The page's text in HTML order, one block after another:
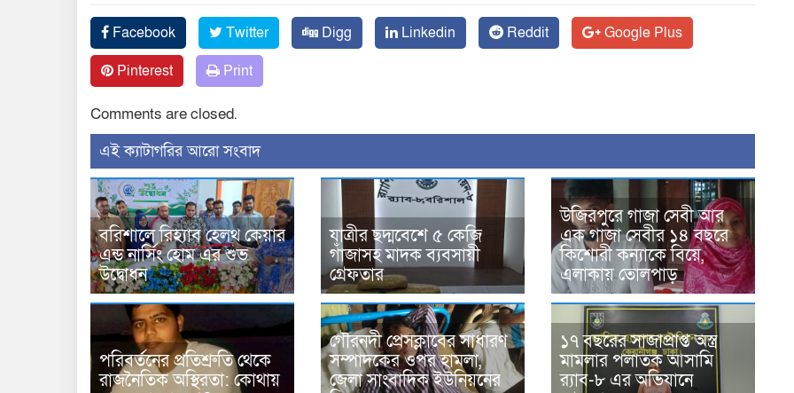
Facebook Twitter Digg Linkedin Reddit
Google Plus
Pinterest
Print
Comments are closed.
‍এই ক্যাটাগরির ‍আরো সংবাদ
বরিশালে রিহ্যাব হেলথ কেয়ার
এন্ড নার্সিং হোম এর শুভ
উদ্বোধন
যাত্রীর ছদ্মবেশে ৫ কেজি
গাঁজাসহ মাদক ব্যবসায়ী
গ্রেফতার
উজিরপুরে গাজা সেবী আর
এক গাজা সেবীর ১৪ বছরে
কিশোরী কন্যাকে বিয়ে,
এলাকায় তোলপাড়
পরিবর্তনের প্রতিশ্রুতি থেকে
রাজনৈতিক অস্থিরতা: কোথায়
গৌরনদী প্রেসক্লাবের সাধারণ
সম্পাদকের ওপর হামলা,
জেলা সাংবাদিক ইউনিয়নের
১৭ বছরের সাজাপ্রাপ্ত অস্ত্র
মামলার পলাতক আসামি
র‍্যাব-৮ এর অভিযানে